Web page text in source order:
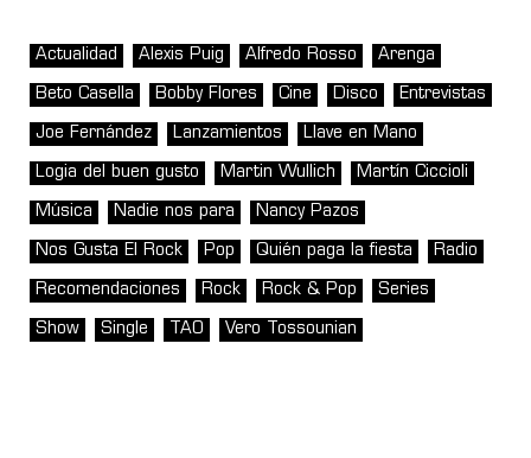
Actualidad Alexis Puig Alfredo Rosso Arenga
Beto Casella Bobby Flores Cine Disco Entrevistas
Joe Fernández Lanzamientos Llave en Mano
Logia del buen gusto Martin Wullich Martín Ciccioli
Música Nadie nos para Nancy Pazos
Nos Gusta El Rock Pop Quién paga la fiesta Radio
Recomendaciones Rock Rock & Pop Series
Show Single TAO Vero Tossounian